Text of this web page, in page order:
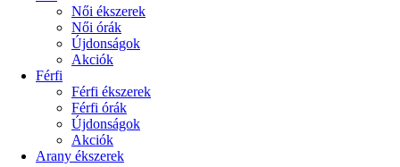
Női ékszerek
Női órák
Újdonságok
Akciók
Férfi
Férfi ékszerek
Férfi órák
Újdonságok
Akciók
Arany ékszerek